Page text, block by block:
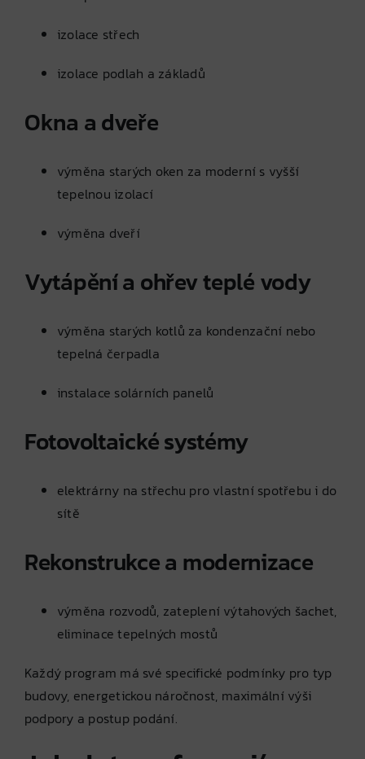
izolace střech
izolace podlah a základů
Okna a dveře
výměna starých oken za moderní s vyšší
tepelnou izolací
výměna dveří
Vytápění a ohřev teplé vody
výměna starých kotlů za kondenzační nebo
tepelná čerpadla
instalace solárních panelů
Fotovoltaické systémy
elektrárny na střechu pro vlastní spotřebu i do
sítě
Rekonstrukce a modernizace
výměna rozvodů, zateplení výtahových šachet,
eliminace tepelných mostů
Každý program má své specifické podmínky pro typ
budovy, energetickou náročnost, maximální výši
podpory a postup podání.